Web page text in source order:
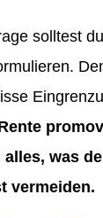
solltest
was
vermeiden.